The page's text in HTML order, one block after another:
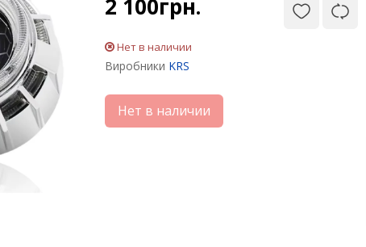
2 100грн.
Нет в наличии
Виробники KRS
Нет в наличии